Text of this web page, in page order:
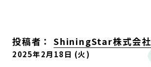
投稿者： ShiningStar株式会社
2025年2月18日 (火)